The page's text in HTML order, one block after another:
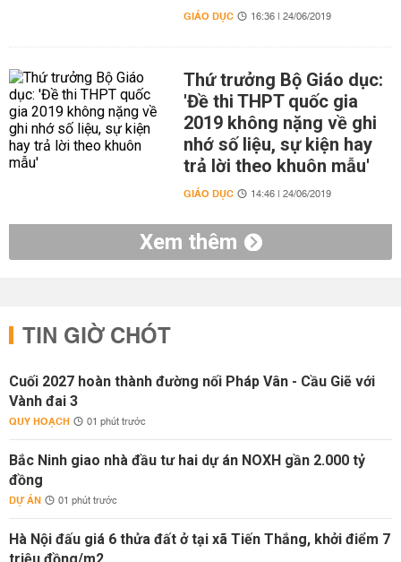
GIÁO DỤC 16:36 | 24/06/2019
Thứ trưởng Bộ Giáo dục:
'Đề thi THPT quốc gia
2019 không nặng về ghi
nhớ số liệu, sự kiện hay
trả lời theo khuôn mẫu'
GIÁO DỤC 14:46 | 24/06/2019
Xem thêm
TIN GIỜ CHÓT
Cuối 2027 hoàn thành đường nối Pháp Vân - Cầu Giẽ với
Vành đai 3
QUY HOẠCH 01 phút trước
Bắc Ninh giao nhà đầu tư hai dự án NOXH gần 2.000 tỷ
đồng
DỰ ÁN 01 phút trước
Hà Nội đấu giá 6 thửa đất ở tại xã Tiến Thắng, khởi điểm 7